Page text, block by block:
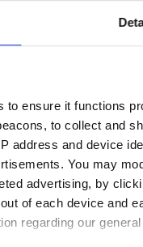
ensure it functions
to collect and
address and device
You may
advertising, by
of each device and
regarding our
version of the Egon
on does not have a
be taken to the alternate